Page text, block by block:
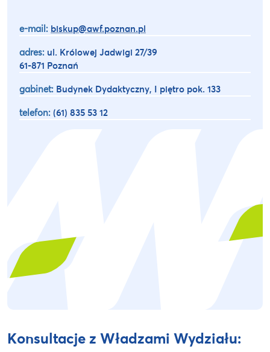
e-mail: biskup@awf.poznan.pl
adres: ul. Królowej Jadwigi 27/39
61-871 Poznań
gabinet: Budynek Dydaktyczny, I piętro pok. 133
telefon: (61) 835 53 12
Konsultacje z Władzami Wydziału: